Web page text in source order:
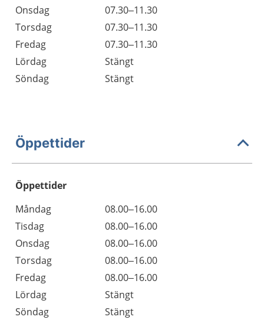
Onsdag
07.30–11.30
Torsdag
07.30–11.30
Fredag
07.30–11.30
Lördag
Stängt
Söndag
Stängt
Öppettider
Öppettider
Dag
Öppettider
Kommentarer
Måndag
08.00–16.00
Tisdag
08.00–16.00
Onsdag
08.00–16.00
Torsdag
08.00–16.00
Fredag
08.00–16.00
Lördag
Stängt
Söndag
Stängt